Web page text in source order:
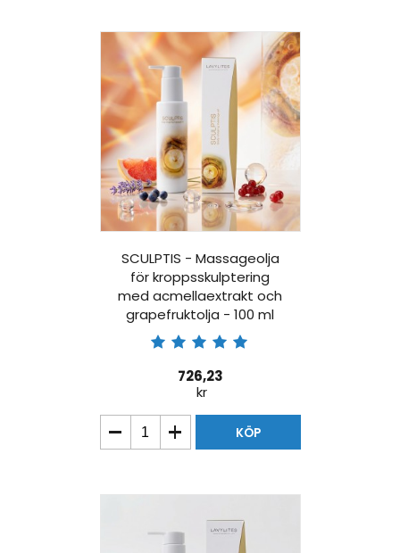
SCULPTIS - Massageolja
för kroppsskulptering
med acmellaextrakt och
grapefruktolja - 100 ml
726,23
kr
KÖP